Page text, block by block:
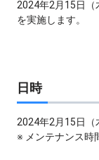
2024年2月15日（
を実施します。
日時
2024年2月15日
※ メンテナンス時